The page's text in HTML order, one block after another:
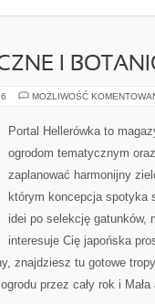
I
MOŻLIWOŚĆ
Portal Hellerówka to
ogrodom tematycznym
zaplanować harmonijny
którym koncepcja spotyka
idei po selekcję gatunków,
interesuje Cię japońska
znajdziesz tu gotowe
przez cały rok i